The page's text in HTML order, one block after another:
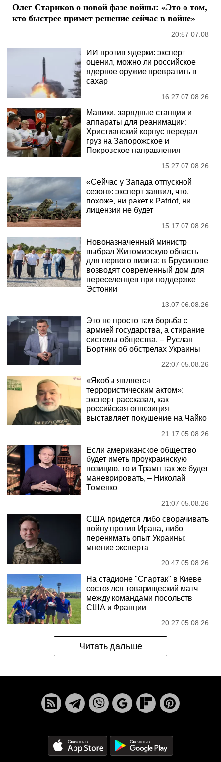
Олег Стариков о новой фазе войны: «Это о том,
кто быстрее примет решение сейчас в войне»
20:57 07.08
ИИ против ядерки: эксперт
оценил, можно ли российское
ядерное оружие превратить в
сахар
16:27 07.08.26
Мавики, зарядные станции и
аппараты для реанимации:
Христианский корпус передал
груз на Запорожское и
Покровское направления
15:27 07.08.26
«Сейчас у Запада отпускной
сезон»: эксперт заявил, что,
похоже, ни ракет к Patriot, ни
лицензии не будет
15:17 07.08.26
Новоназначенный министр
выбрал Житомирскую область
для первого визита: в Брусилове
возводят современный дом для
переселенцев при поддержке
Эстонии
13:07 06.08.26
Это не просто там борьба с
армией государства, а стирание
системы общества, – Руслан
Бортник об обстрелах Украины
22:07 05.08.26
«Якобы является
террористическим актом»:
эксперт рассказал, как
российская оппозиция
выставляет покушение на Чайко
21:17 05.08.26
Если американское общество
будет иметь проукраинскую
позицию, то и Трамп так же будет
маневрировать, – Николай
Томенко
21:07 05.08.26
США придется либо сворачивать
войну против Ирана, либо
перенимать опыт Украины:
мнение эксперта
20:47 05.08.26
На стадионе "Спартак" в Киеве
состоялся товарищеский матч
между командами посольств
США и Франции
20:27 05.08.26
Читать дальше